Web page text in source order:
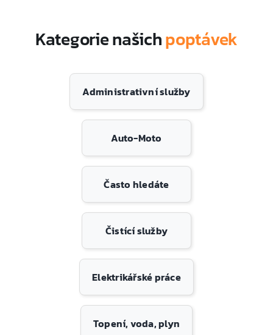
Kategorie našichpoptávek
Administrativní služby
Auto-Moto
Často hledáte
Čistící služby
Elektrikářské práce
Topení, voda, plyn